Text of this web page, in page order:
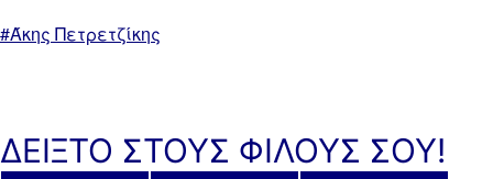
ΜεΆκης Πετρετζίκης
ΔΕΙΞΤΟ ΣΤΟΥΣ ΦΙΛΟΥΣ ΣΟΥ!